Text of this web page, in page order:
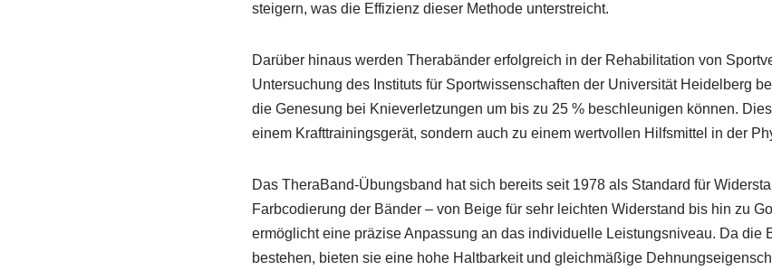
steigern, was die Effizienz dieser Methode unterstreicht.
Darüber hinaus werden Therabänder erfolgreich in der Rehabilitation von
Untersuchung des Instituts für Sportwissenschaften der Universität Heidelberg
die Genesung bei Knieverletzungen um bis zu 25 % beschleunigen können.
einem Krafttrainingsgerät, sondern auch zu einem wertvollen Hilfsmittel in der
Das TheraBand-Übungsband hat sich bereits seit 1978 als Standard für
Farbcodierung der Bänder – von Beige für sehr leichten Widerstand bis hin zu
ermöglicht eine präzise Anpassung an das individuelle Leistungsniveau. Da die
bestehen, bieten sie eine hohe Haltbarkeit und gleichmäßige